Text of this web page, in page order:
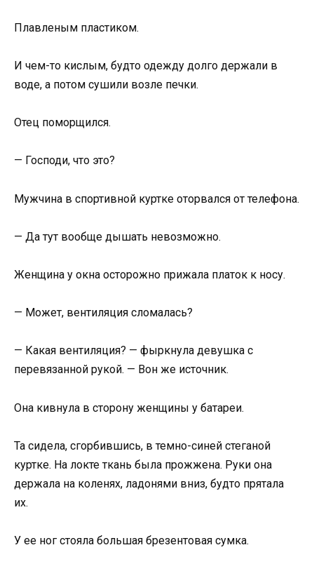
Плавленым пластиком.
И чем-то кислым, будто одежду долго держали в
воде, а потом сушили возле печки.
Отец поморщился.
— Господи, что это?
Мужчина в спортивной куртке оторвался от телефона.
— Да тут вообще дышать невозможно.
Женщина у окна осторожно прижала платок к носу.
— Может, вентиляция сломалась?
— Какая вентиляция? — фыркнула девушка с
перевязанной рукой. — Вон же источник.
Она кивнула в сторону женщины у батареи.
Та сидела, сгорбившись, в темно-синей стеганой
куртке. На локте ткань была прожжена. Руки она
держала на коленях, ладонями вниз, будто прятала
их.
У ее ног стояла большая брезентовая сумка.